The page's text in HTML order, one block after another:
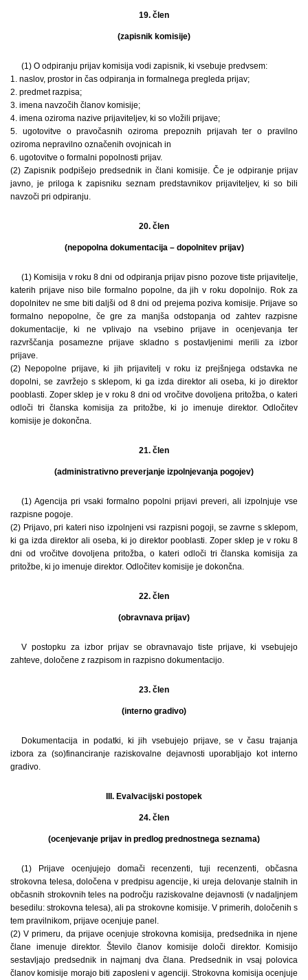
19. člen
(zapisnik komisije)
(1) O odpiranju prijav komisija vodi zapisnik, ki vsebuje predvsem:
1. naslov, prostor in čas odpiranja in formalnega pregleda prijav;
2. predmet razpisa;
3. imena navzočih članov komisije;
4. imena oziroma nazive prijaviteljev, ki so vložili prijave;
5. ugotovitve o pravočasnih oziroma prepoznih prijavah ter o pravilno
oziroma nepravilno označenih ovojnicah in
6. ugotovitve o formalni popolnosti prijav.
(2) Zapisnik podpišejo predsednik in člani komisije. Če je odpiranje prijav
javno, je priloga k zapisniku seznam predstavnikov prijaviteljev, ki so bili
navzoči pri odpiranju.
20. člen
(nepopolna dokumentacija – dopolnitev prijav)
(1) Komisija v roku 8 dni od odpiranja prijav pisno pozove tiste prijavitelje,
katerih prijave niso bile formalno popolne, da jih v roku dopolnijo. Rok za
dopolnitev ne sme biti daljši od 8 dni od prejema poziva komisije. Prijave so
formalno nepopolne, če gre za manjša odstopanja od zahtev razpisne
dokumentacije, ki ne vplivajo na vsebino prijave in ocenjevanja ter
razvrščanja posamezne prijave skladno s postavljenimi merili za izbor
prijave.
(2) Nepopolne prijave, ki jih prijavitelj v roku iz prejšnjega odstavka ne
dopolni, se zavržejo s sklepom, ki ga izda direktor ali oseba, ki jo direktor
pooblasti. Zoper sklep je v roku 8 dni od vročitve dovoljena pritožba, o kateri
odloči tri članska komisija za pritožbe, ki jo imenuje direktor. Odločitev
komisije je dokončna.
21. člen
(administrativno preverjanje izpolnjevanja pogojev)
(1) Agencija pri vsaki formalno popolni prijavi preveri, ali izpolnjuje vse
razpisne pogoje.
(2) Prijavo, pri kateri niso izpolnjeni vsi razpisni pogoji, se zavrne s sklepom,
ki ga izda direktor ali oseba, ki jo direktor pooblasti. Zoper sklep je v roku 8
dni od vročitve dovoljena pritožba, o kateri odloči tri članska komisija za
pritožbe, ki jo imenuje direktor. Odločitev komisije je dokončna.
22. člen
(obravnava prijav)
V postopku za izbor prijav se obravnavajo tiste prijave, ki vsebujejo
zahteve, določene z razpisom in razpisno dokumentacijo.
23. člen
(interno gradivo)
Dokumentacija in podatki, ki jih vsebujejo prijave, se v času trajanja
izbora za (so)financiranje raziskovalne dejavnosti uporabljajo kot interno
gradivo.
III. Evalvacijski postopek
24. člen
(ocenjevanje prijav in predlog prednostnega seznama)
(1) Prijave ocenjujejo domači recenzenti, tuji recenzenti, občasna
strokovna telesa, določena v predpisu agencije, ki ureja delovanje stalnih in
občasnih strokovnih teles na področju raziskovalne dejavnosti (v nadaljnjem
besedilu: strokovna telesa), ali pa strokovne komisije. V primerih, določenih s
tem pravilnikom, prijave ocenjuje panel.
(2) V primeru, da prijave ocenjuje strokovna komisija, predsednika in njene
člane imenuje direktor. Število članov komisije določi direktor. Komisijo
sestavljajo predsednik in najmanj dva člana. Predsednik in vsaj polovica
članov komisije morajo biti zaposleni v agenciji. Strokovna komisija ocenjuje